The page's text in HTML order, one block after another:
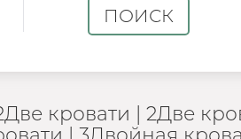
ПОИСК
кровати 2Две